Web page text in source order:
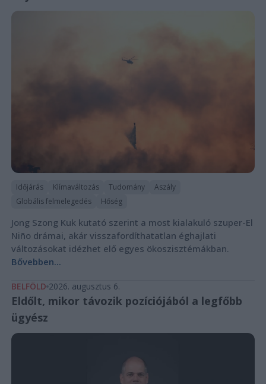
Időjárás Klímaváltozás Tudomány
Aszály
Globális felmelegedés
Hőség
Jong Szong Kuk kutató szerint a most kialakuló szuper-El
Niño drámai, akár visszafordíthatatlan éghajlati
változásokat idézhet elő egyes ökoszisztémákban.
Bővebben...
BELFÖLD 2026. augusztus 6.
Eldőlt, mikor távozik pozíciójából a legfőbb
ügyész